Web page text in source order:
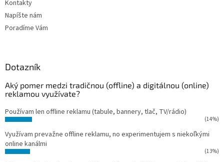
Kontakty
Napíšte nám
Poradíme Vám
Dotazník
Aký pomer medzi tradičnou (offline) a digitálnou (online)
reklamou využívate?
Používam len offline reklamu (tabule, bannery, tlač, TV/rádio)
(14%)
Využívam prevažne offline reklamu, no experimentujem s niekoľkými
online kanálmi
(13%)